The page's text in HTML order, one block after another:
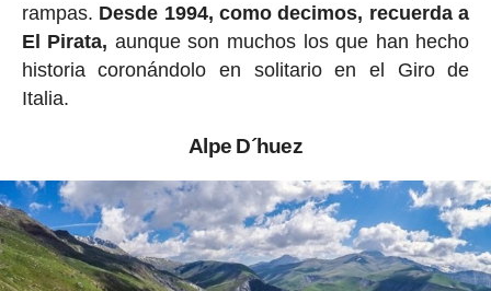
rampas. Desde 1994, como decimos, recuerda a
El Pirata, aunque son muchos los que han hecho
historia coronándolo en solitario en el Giro de
Italia.
Alpe D´huez